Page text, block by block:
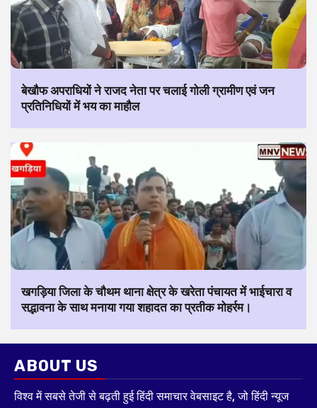
बेखौफ अपराधियों ने राजद नेता पर चलाई गोली ग्रामीण एवं जन
प्रतिनिधियों में भय का माहौल
खगड़िया जिला के चौथम थाना क्षेत्र के खरेता पंचायत में भाईचारा व
सद्भावना के साथ मनाया गया शहादत का प्रतीक मोहर्रम।
ABOUT US
विश्व में सबसे तेजी से बढ़ती हुई हिंदी समाचार वेबसाइट है, जो हिंदी न्यूज